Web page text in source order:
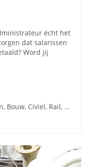
écht het
dat salarissen
Word jij
Wegenbouw, Installatiebedrijven, Bouw, Civiel, Rail, Infrastructuren